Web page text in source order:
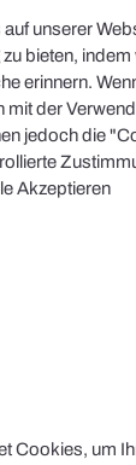
unserer
bieten,
erinnern.
mit der
jedoch die
Akzeptieren
Cookies, um